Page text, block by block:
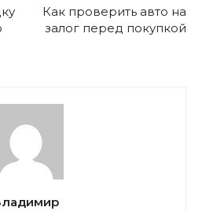
Как проверить авто на
залог перед покупкой